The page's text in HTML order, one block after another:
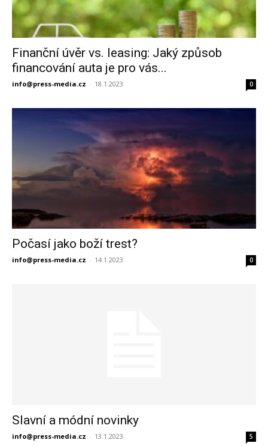
Finanční úvěr vs. leasing: Jaký způsob
financování auta je pro vás...
info@press-media.cz - 18.1.2023 0
Počasí jako boží trest?
info@press-media.cz - 14.1.2023 0
Slavní a módní novinky
info@press-media.cz - 13.1.2023 5